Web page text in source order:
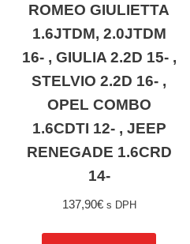
ROMEO GIULIETTA
1.6JTDM, 2.0JTDM
16- , GIULIA 2.2D 15- ,
STELVIO 2.2D 16- ,
OPEL COMBO
1.6CDTI 12- , JEEP
RENEGADE 1.6CRD
14-
137,90€ s DPH